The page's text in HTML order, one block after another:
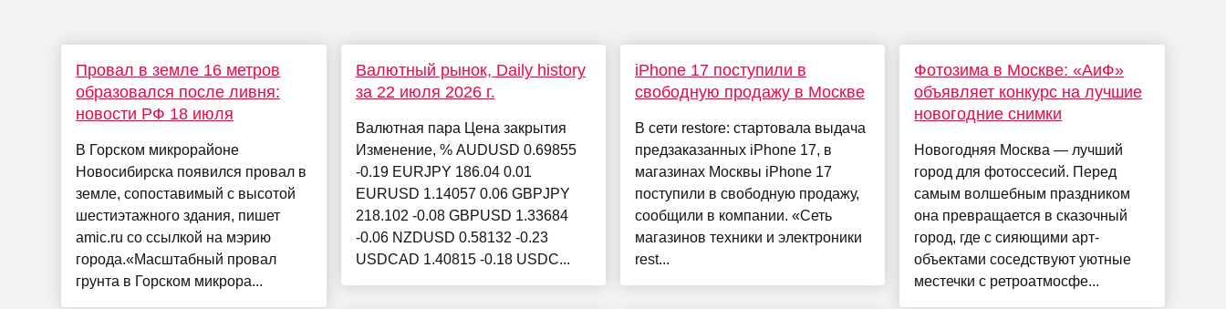
Провал в земле 16 метров
образовался после ливня:
новости РФ 18 июля
В Горском микрорайоне
Новосибирска появился провал в
земле, сопоставимый с высотой
шестиэтажного здания, пишет
amic.ru со ссылкой на мэрию
города.«Масштабный провал
грунта в Горском микрора...
Валютный рынок, Daily history
за 22 июля 2026 г.
Валютная пара Цена закрытия
Изменение, % AUDUSD 0.69855
-0.19 EURJPY 186.04 0.01
EURUSD 1.14057 0.06 GBPJPY
218.102 -0.08 GBPUSD 1.33684
-0.06 NZDUSD 0.58132 -0.23
USDCAD 1.40815 -0.18 USDC...
iPhone 17 поступили в
свободную продажу в Москве
В сети restore: стартовала выдача
предзаказанных iPhone 17, в
магазинах Москвы iPhone 17
поступили в свободную продажу,
сообщили в компании. «Сеть
магазинов техники и электроники
rest...
Фотозима в Москве: «АиФ»
объявляет конкурс на лучшие
новогодние снимки
Новогодняя Москва — лучший
город для фотоссесий. Перед
самым волшебным праздником
она превращается в сказочный
город, где с сияющими арт-
объектами соседствуют уютные
местечки с ретроатмосфе...